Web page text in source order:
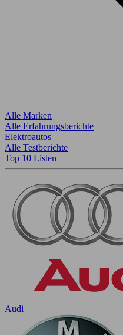
Alle Marken
Alle Erfahrungsberichte
Elektroautos
Alle Testberichte
Top 10 Listen
Audi